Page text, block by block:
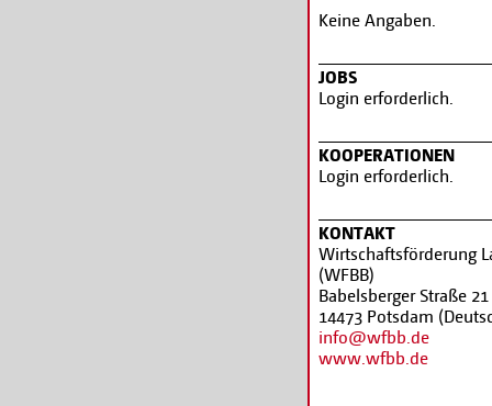
Keine Angaben.
JOBS
Login erforderlich.
KOOPERATIONEN
Login erforderlich.
KONTAKT
Wirtschaftsförderung
(WFBB)
Babelsberger Straße 21
14473 Potsdam
info@wfbb.de
www.wfbb.de